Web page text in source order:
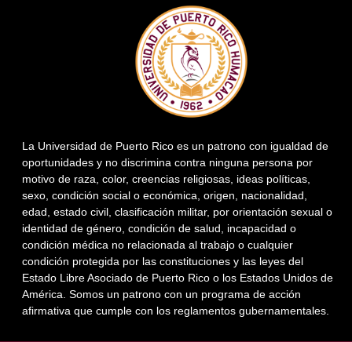
La Universidad de Puerto Rico es un patrono con igualdad de
oportunidades y no discrimina contra ninguna persona por
motivo de raza, color, creencias religiosas, ideas políticas,
sexo, condición social o económica, origen, nacionalidad,
edad, estado civil, clasificación militar, por orientación sexual o
identidad de género, condición de salud, incapacidad o
condición médica no relacionada al trabajo o cualquier
condición protegida por las constituciones y las leyes del
Estado Libre Asociado de Puerto Rico o los Estados Unidos de
América. Somos un patrono con un programa de acción
afirmativa que cumple con los reglamentos gubernamentales.